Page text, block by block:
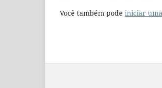
Você também pode iniciar